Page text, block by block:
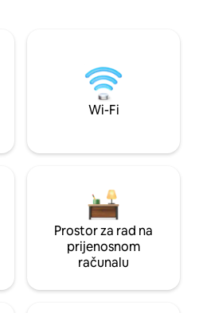
Wi-Fi
Prostor za rad na
prijenosnom
računalu